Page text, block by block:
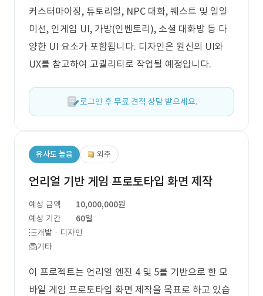
커스터마이징, 튜토리얼, NPC 대화, 퀘스트 및 일일
미션, 인게임 UI, 가방(인벤토리), 소셜 대화방 등 다
양한 UI 요소가 포함됩니다. 디자인은 원신의 UI와
UX를 참고하여 고퀄리티로 작업될 예정입니다.
로그인 후 무료 견적 상담 받으세요.
유사도 높음 외주
언리얼 기반 게임 프로토타입 화면 제작
예상 금액
10,000,000원
예상 기간
60일
개발 · 디자인
기타
이 프로젝트는 언리얼 엔진 4 및 5를 기반으로 한 모
바일 게임 프로토타입 화면 제작을 목표로 하고 있습